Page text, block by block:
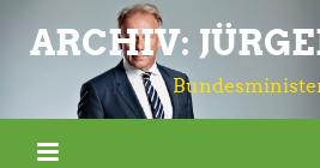
ARCHIV: